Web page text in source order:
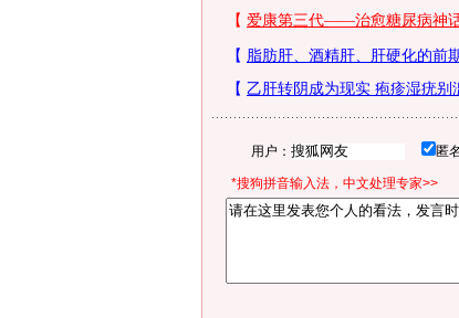
用户： 匿
*搜狗拼音输入法，中文处理专家>>